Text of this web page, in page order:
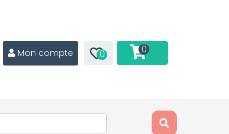
Mon compte 0 0